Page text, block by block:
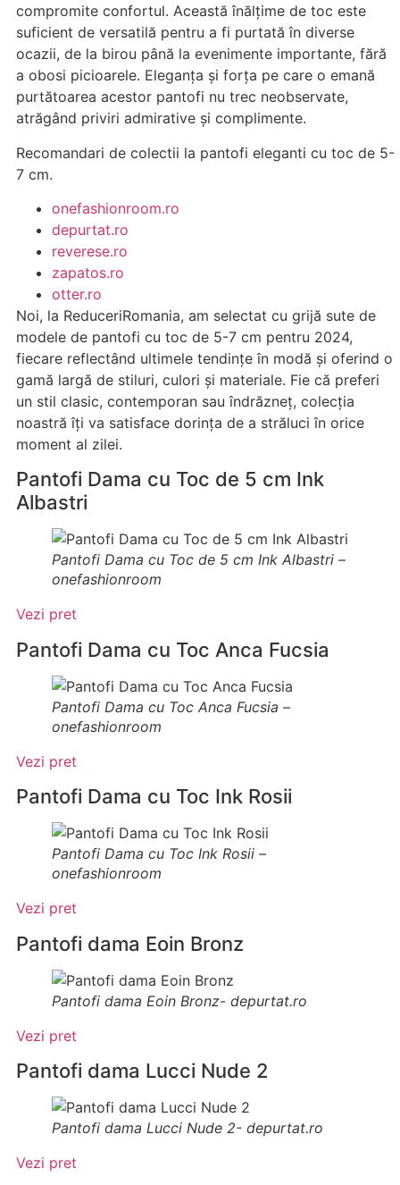
compromite confortul. Această înălțime de toc este
suficient de versatilă pentru a fi purtată în diverse
ocazii, de la birou până la evenimente importante, fără
a obosi picioarele. Eleganța și forța pe care o emană
purtătoarea acestor pantofi nu trec neobservate,
atrăgând priviri admirative și complimente.
Recomandari de colectii la pantofi eleganti cu toc de 5-
7 cm.
onefashionroom.ro
depurtat.ro
reverese.ro
zapatos.ro
otter.ro
Noi, la ReduceriRomania, am selectat cu grijă sute de
modele de pantofi cu toc de 5-7 cm pentru 2024,
fiecare reflectând ultimele tendințe în modă și oferind o
gamă largă de stiluri, culori și materiale. Fie că preferi
un stil clasic, contemporan sau îndrăzneț, colecția
noastră îți va satisface dorința de a străluci în orice
moment al zilei.
Pantofi Dama cu Toc de 5 cm Ink
Albastri
Pantofi Dama cu Toc de 5 cm Ink Albastri –
onefashionroom
Vezi pret
Pantofi Dama cu Toc Anca Fucsia
Pantofi Dama cu Toc Anca Fucsia –
onefashionroom
Vezi pret
Pantofi Dama cu Toc Ink Rosii
Pantofi Dama cu Toc Ink Rosii –
onefashionroom
Vezi pret
Pantofi dama Eoin Bronz
Pantofi dama Eoin Bronz- depurtat.ro
Vezi pret
Pantofi dama Lucci Nude 2
Pantofi dama Lucci Nude 2- depurtat.ro
Vezi pret